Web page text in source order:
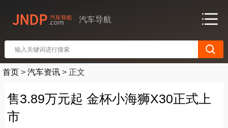
汽车导航
首页 > 汽车资讯 > 正文
售3.89万元起 金杯小海狮X30正式上
市